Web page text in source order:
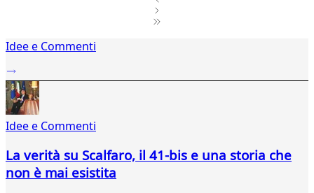
2Idee e Commenti
Idee e Commenti
La verità su Scalfaro, il 41-bis e una storia che
non è mai esistita